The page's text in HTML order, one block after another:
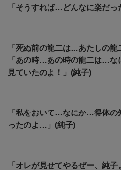
「そうすれば…どんなに楽だ
「死ぬ前の龍二は…あたしの龍
「あの時…あの時の龍二は…な
見ていたのよ！」(純子)
「私をおいて…なにか…得体の
ったのよ…」(純子)
「オレが見せてやるぜー、純